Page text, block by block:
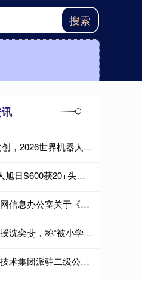
搜索
配资炒股查询 科技+美食+文创，2026世界机器人大会首次打造机器人消费街｜机器人发展看北京
手机股票配资app 地瓜机器人旭日S600获20+头部客户认可，已开启量产验证
十大股票配资平台 国家互联网信息办公室关于《促进分布式数字身份互通互认应用规定（征求意见稿）》公开征求意见的通知
线上炒股配资门户 复旦副教授沈奕斐，称“被小学家长举报”
专业配资平台排名第一 通用技术集团派驻二级公司专职董事林伟芳接受纪律审查和监察调查